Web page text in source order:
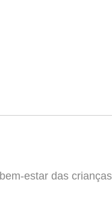
estar das